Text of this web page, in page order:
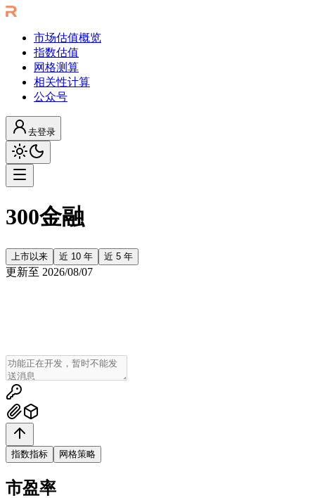
市场估值概览
指数估值
网格测算
相关性计算
公众号
去登录
300金融
上市以来 近 10 年 近 5 年
更新至 2026/08/07
指数指标 网格策略
市盈率